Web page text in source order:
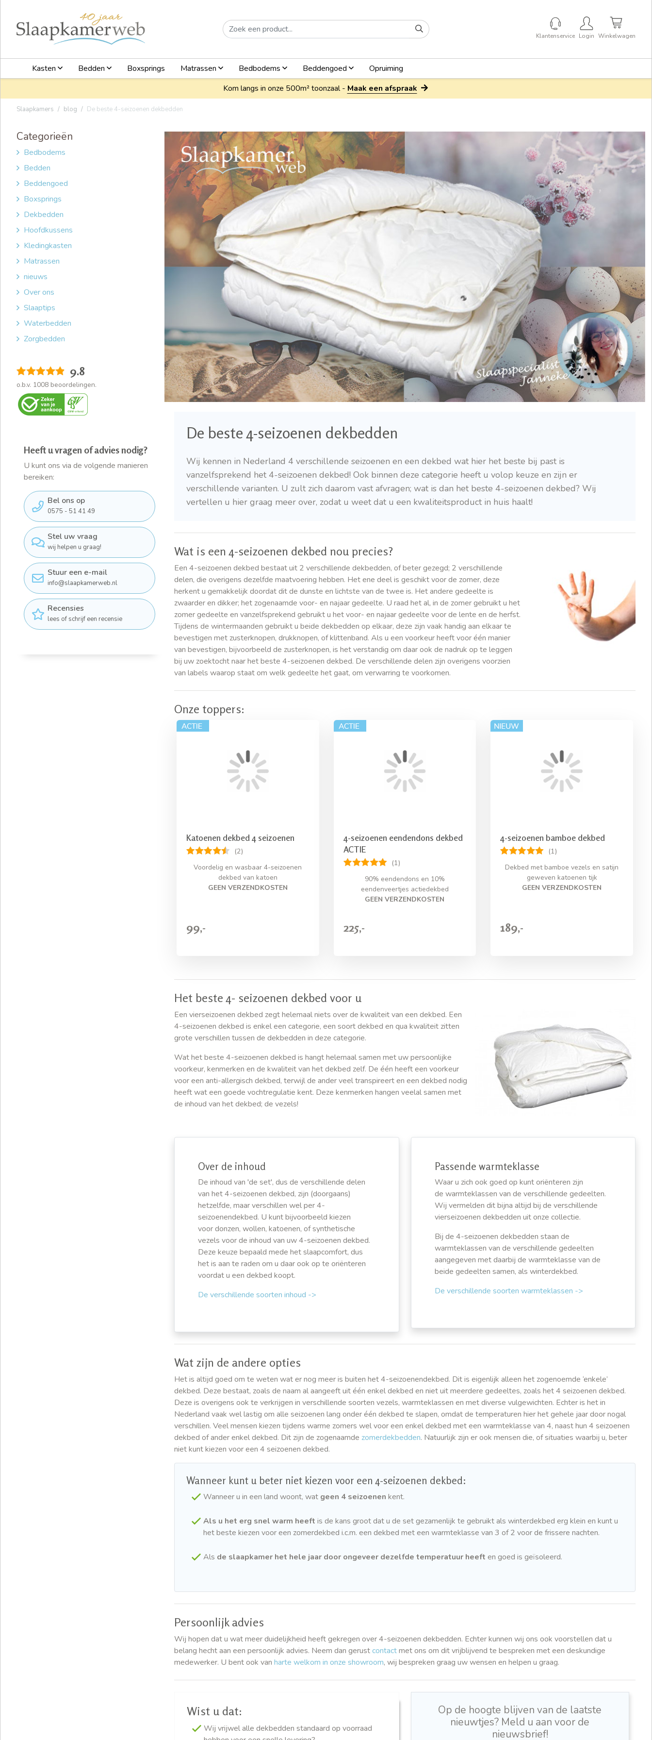
Klantenservice Login Winkelwagen
Kasten Bedden Boxsprings Matrassen Bedbodems Beddengoed
Opruiming
Kom langs in onze 500m² toonzaal - Maak een afspraak
Slaapkamers blog De beste 4-seizoenen dekbedden
Categorieën
Bedbodems
Bedden
Beddengoed
Boxsprings
Dekbedden
Hoofdkussens
Kledingkasten
Matrassen
nieuws
Over ons
Slaaptips
Waterbedden
Zorgbedden
9.8
o.b.v. 1008 beoordelingen.
Heeft u vragen of advies nodig?
U kunt ons via de volgende manieren
bereiken:
Bel ons op
0575 - 51 41 49
Stel uw vraag
wij helpen u graag!
Stuur een e-mail
info@slaapkamerweb.nl
Recensies
lees of schrijf een recensie
De beste 4-seizoenen dekbedden
Wij kennen in Nederland 4 verschillende seizoenen en een dekbed wat hier het beste bij past is
vanzelfsprekend het 4-seizoenen dekbed! Ook binnen deze categorie heeft u volop keuze en zijn er
verschillende varianten. U zult zich daarom vast afvragen; wat is dan het beste 4-seizoenen dekbed? Wij
vertellen u hier graag meer over, zodat u weet dat u een kwaliteitsproduct in huis haalt!
Wat is een 4-seizoenen dekbed nou precies?
Een 4-seizoenen dekbed bestaat uit 2 verschillende dekbedden, of beter gezegd; 2 verschillende
delen, die overigens dezelfde maatvoering hebben. Het ene deel is geschikt voor de zomer, deze
herkent u gemakkelijk doordat dit de dunste en lichtste van de twee is. Het andere gedeelte is
zwaarder en dikker; het zogenaamde voor- en najaar gedeelte. U raad het al, in de zomer gebruikt u het
zomer gedeelte en vanzelfsprekend gebruikt u het voor- en najaar gedeelte voor de lente en de herfst.
Tijdens de wintermaanden gebruikt u beide dekbedden op elkaar, deze zijn vaak handig aan elkaar te
bevestigen met zusterknopen, drukknopen, of klittenband. Als u een voorkeur heeft voor één manier
van bevestigen, bijvoorbeeld de zusterknopen, is het verstandig om daar ook de nadruk op te leggen
bij uw zoektocht naar het beste 4-seizoenen dekbed. De verschillende delen zijn overigens voorzien
van labels waarop staat om welk gedeelte het gaat, om verwarring te voorkomen.
Onze toppers:
Katoenen dekbed 4 seizoenen
(2)
Voordelig en wasbaar 4-seizoenen
dekbed van katoen
GEEN VERZENDKOSTEN
99,-
4-seizoenen eendendons dekbed
ACTIE
(1)
90% eendendons en 10%
eendenveertjes actiedekbed
GEEN VERZENDKOSTEN
225,-
4-seizoenen bamboe dekbed
(1)
Dekbed met bamboe vezels en satijn
geweven katoenen tijk
GEEN VERZENDKOSTEN
189,-
Het beste 4- seizoenen dekbed voor u
Een vierseizoenen dekbed zegt helemaal niets over de kwaliteit van een dekbed. Een
4-seizoenen dekbed is enkel een categorie, een soort dekbed en qua kwaliteit zitten
grote verschillen tussen de dekbedden in deze categorie.
Wat het beste 4-seizoenen dekbed is hangt helemaal samen met uw persoonlijke
voorkeur, kenmerken en de kwaliteit van het dekbed zelf. De één heeft een voorkeur
voor een anti-allergisch dekbed, terwijl de ander veel transpireert en een dekbed nodig
heeft wat een goede vochtregulatie kent. Deze kenmerken hangen veelal samen met
de inhoud van het dekbed; de vezels!
Over de inhoud
De inhoud van 'de set', dus de verschillende delen
van het 4-seizoenen dekbed, zijn (doorgaans)
hetzelfde, maar verschillen wel per 4-
seizoenendekbed. U kunt bijvoorbeeld kiezen
voor donzen, wollen, katoenen, of synthetische
vezels voor de inhoud van uw 4-seizoenen dekbed.
Deze keuze bepaald mede het slaapcomfort, dus
het is aan te raden om u daar ook op te oriënteren
voordat u een dekbed koopt.
De verschillende soorten inhoud ->
Passende warmteklasse
Waar u zich ook goed op kunt oriënteren zijn
de warmteklassen van de verschillende gedeelten.
Wij vermelden dit bijna altijd bij de verschillende
vierseizoenen dekbedden uit onze collectie.
Bij de 4-seizoenen dekbedden staan de
warmteklassen van de verschillende gedeelten
aangegeven met daarbij de warmteklasse van de
beide gedeelten samen, als winterdekbed.
De verschillende soorten warmteklassen ->
Wat zijn de andere opties
Het is altijd goed om te weten wat er nog meer is buiten het 4-seizoenendekbed. Dit is eigenlijk alleen het zogenoemde ‘enkele’
dekbed. Deze bestaat, zoals de naam al aangeeft uit één enkel dekbed en niet uit meerdere gedeeltes, zoals het 4 seizoenen dekbed.
Deze is overigens ook te verkrijgen in verschillende soorten vezels, warmteklassen en met diverse vulgewichten. Echter is het in
Nederland vaak wel lastig om alle seizoenen lang onder één dekbed te slapen, omdat de temperaturen hier het gehele jaar door nogal
verschillen. Veel mensen kiezen tijdens warme zomers wel voor een enkel dekbed met een warmteklasse van 4, naast hun 4 seizoenen
dekbed of ander enkel dekbed. Dit zijn de zogenaamde zomerdekbedden. Natuurlijk zijn er ook mensen die, of situaties waarbij u, beter
niet kunt kiezen voor een 4 seizoenen dekbed.
Wanneer kunt u beter niet kiezen voor een 4-seizoenen dekbed:
Wanneer u in een land woont, wat geen 4 seizoenen kent.
Als u het erg snel warm heeft is de kans groot dat u de set gezamenlijk te gebruikt als winterdekbed erg klein en kunt u
het beste kiezen voor een zomerdekbed i.c.m. een dekbed met een warmteklasse van 3 of 2 voor de frissere nachten.
Als de slaapkamer het hele jaar door ongeveer dezelfde temperatuur heeft en goed is geïsoleerd.
Persoonlijk advies
Wij hopen dat u wat meer duidelijkheid heeft gekregen over 4-seizoenen dekbedden. Echter kunnen wij ons ook voorstellen dat u
belang hecht aan een persoonlijk advies. Neem dan gerustcontactmet ons om dit vrijblijvend te bespreken met een deskundige
medewerker. U bent ook van harte welkom in onze showroom, wij bespreken graag uw wensen en helpen u graag.
Wist u dat:
Wij vrijwel alle dekbedden standaard op voorraad
Op de hoogte blijven van de laatste
nieuwtjes? Meld u aan voor de
nieuwsbrief!